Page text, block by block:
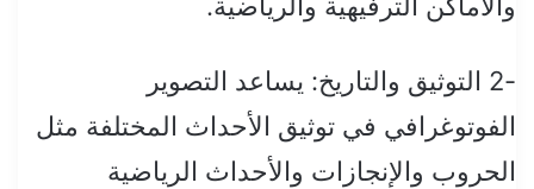
والأماكن الترفيهية والرياضية.
-2 التوثيق والتاريخ: يساعد التصوير
الفوتوغرافي في توثيق الأحداث المختلفة مثل
الحروب والإنجازات والأحداث الرياضية